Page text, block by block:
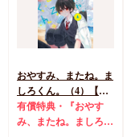
おやすみ、またね。ま
しろくん。（4）【有
償特典・おとなの公式
同人誌】【8/7締切！
有償特典・『おやす
み、またね。ましろく